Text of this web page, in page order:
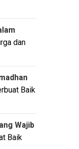
dan
Baik
Wajib
Baik